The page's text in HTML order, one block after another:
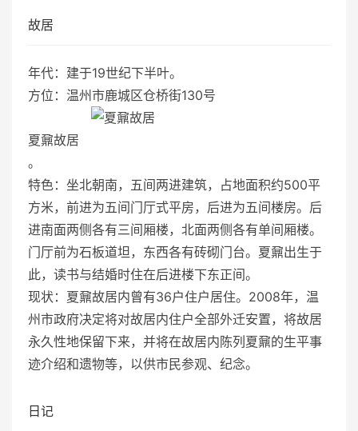
故居
年代：建于19世纪下半叶。
方位：温州市鹿城区仓桥街130号
夏鼐故居
。
特色：坐北朝南，五间两进建筑，占地面积约500平
方米，前进为五间门厅式平房，后进为五间楼房。后
进南面两侧各有三间厢楼，北面两侧各有单间厢楼。
门厅前为石板道坦，东西各有砖砌门台。夏鼐出生于
此，读书与结婚时住在后进楼下东正间。
现状：夏鼐故居内曾有36户住户居住。2008年，温
州市政府决定将对故居内住户全部外迁安置，将故居
永久性地保留下来，并将在故居内陈列夏鼐的生平事
迹介绍和遗物等，以供市民参观、纪念。
日记